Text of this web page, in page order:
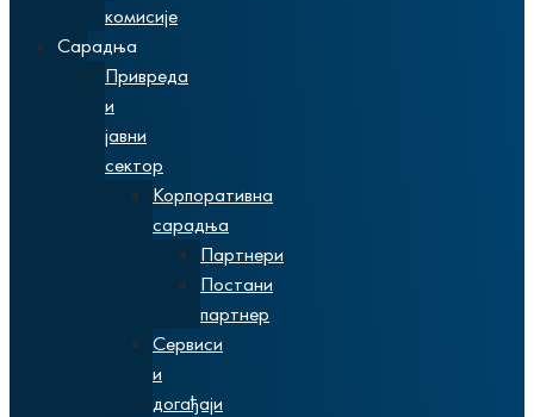
комисије
Сарадња
Привреда
и
јавни
сектор
Корпоративна
сарадња
Партнери
Постани
партнер
Сервиси
и
догађаји